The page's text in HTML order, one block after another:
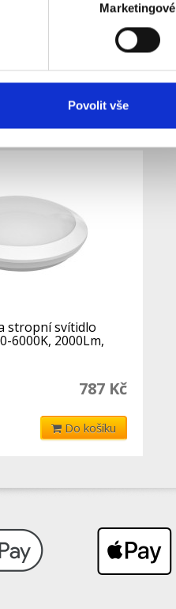
Marketingové
Povolit vše
u kterého lze nastavit citlivost
detekují pohyb i přes sklo a
stropní svítidlo
6000K, 2000Lm,
787 Kč
Do košíku